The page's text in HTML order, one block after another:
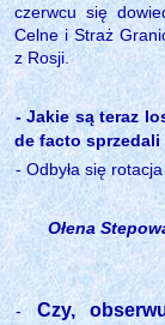
czerwcu się
Celne i Straż
z Rosji.
- Jakie są teraz
de facto sprzedali
- Odbyła się
Ołena
- Czy,